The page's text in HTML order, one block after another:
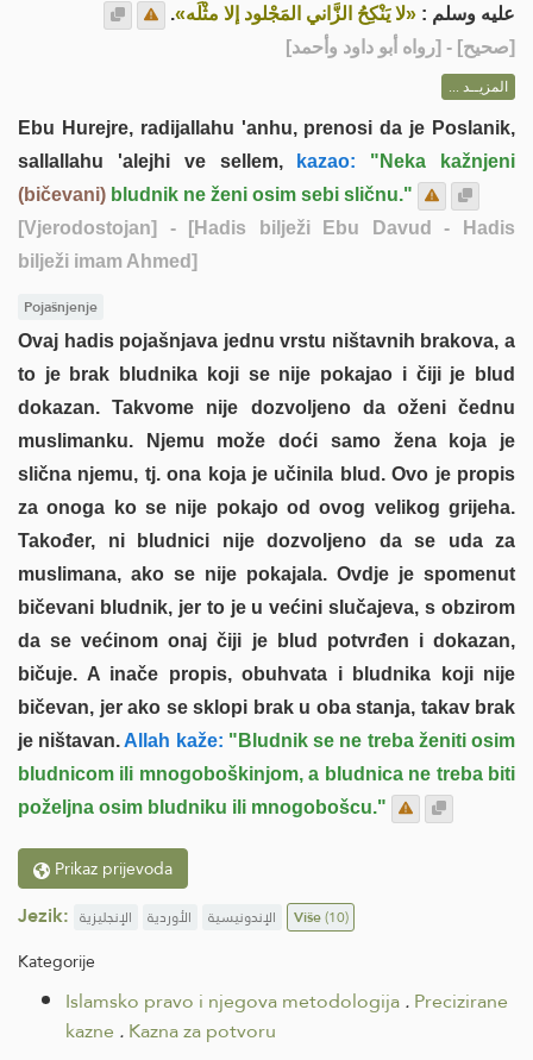
عليه وسلم : «لا يَنْكِحُ الزَّاني المَجْلود إلا مثْلَه».
[صحيح] - [رواه أبو داود وأحمد]
المزيــد ...
Ebu Hurejre, radijallahu 'anhu, prenosi da je Poslanik,
sallallahu 'alejhi ve sellem,kazao:
"Neka kažnjeni
(bičevani) bludnik ne ženi osim sebi sličnu."
[Vjerodostojan]
- [Hadis bilježi Ebu Davud - Hadis
bilježi imam Ahmed]
Pojašnjenje
Ovaj hadis pojašnjava jednu vrstu ništavnih brakova, a
to je brak bludnika koji se nije pokajao i čiji je blud
dokazan. Takvome nije dozvoljeno da oženi čednu
muslimanku. Njemu može doći samo žena koja je
slična njemu, tj. ona koja je učinila blud. Ovo je propis
za onoga ko se nije pokajo od ovog velikog grijeha.
Također, ni bludnici nije dozvoljeno da se uda za
muslimana, ako se nije pokajala. Ovdje je spomenut
bičevani bludnik, jer to je u većini slučajeva, s obzirom
da se većinom onaj čiji je blud potvrđen i dokazan,
bičuje. A inače propis, obuhvata i bludnika koji nije
bičevan, jer ako se sklopi brak u oba stanja, takav brak
je ništavan. Allah kaže: "Bludnik se ne treba ženiti osim
bludnicom ili mnogoboškinjom, a bludnica ne treba biti
poželjna osim bludniku ili mnogobošcu."
Prikaz prijevoda
Jezik: الإنجليزية الأوردية الإندونيسية Više(10)
Kategorije
Islamsko pravo i njegova metodologija.Precizirane
kazne .Kazna za potvoru